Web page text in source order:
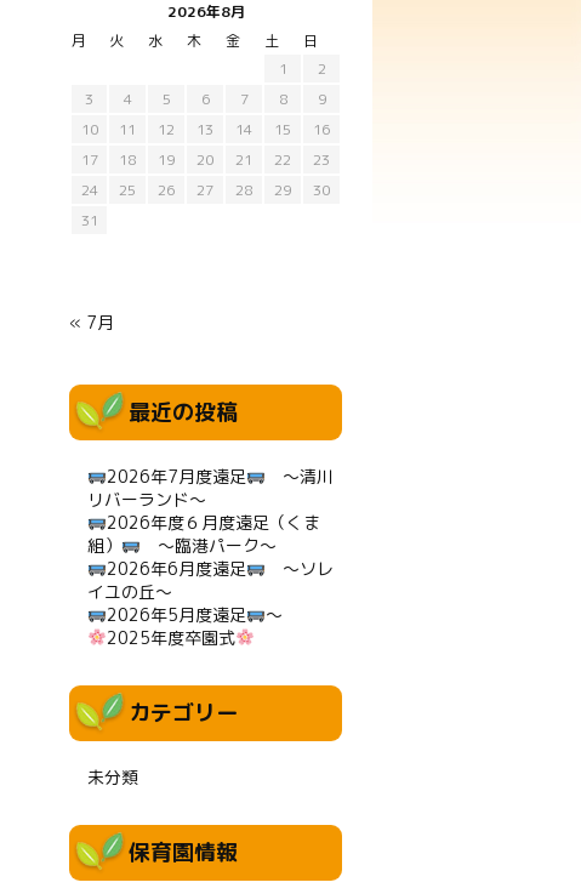
2026年8月
月
火 水 木 金 土
日
1
2
3
4 5 6 7 8
9
10
11 12 13 14 15
16
17
18 19 20 21 22
23
24
25 26 27 28 29
30
31
« 7月
最近の投稿
2026年7月度遠足
～清川
リバーランド～
2026年度６月度遠足（くま
組）
～臨港パーク～
2026年6月度遠足
～ソレ
イユの丘～
2026年5月度遠足
～
2025年度卒園式
カテゴリー
未分類
保育園情報